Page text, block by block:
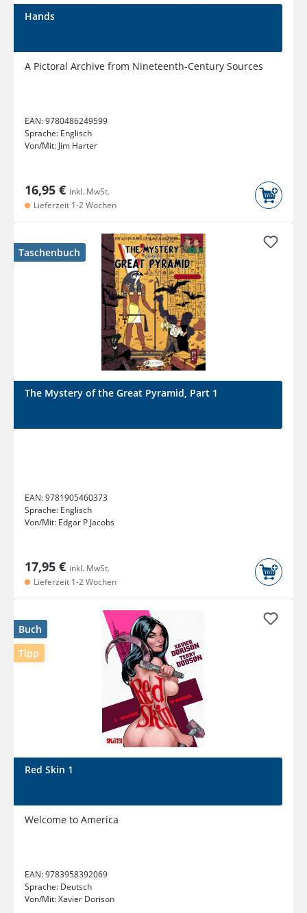
Hands
A Pictoral Archive from Nineteenth-Century Sources
EAN:9780486249599
Sprache: Englisch
Von/Mit: Jim Harter
16,95 € inkl. MwSt.
Lieferzeit 1-2 Wochen
Taschenbuch
The Mystery of the Great Pyramid, Part 1
EAN:9781905460373
Sprache: Englisch
Von/Mit: Edgar P Jacobs
17,95 € inkl. MwSt.
Lieferzeit 1-2 Wochen
Buch
Tipp
Red Skin 1
Welcome to America
EAN:9783958392069
Sprache: Deutsch
Von/Mit:Xavier Dorison